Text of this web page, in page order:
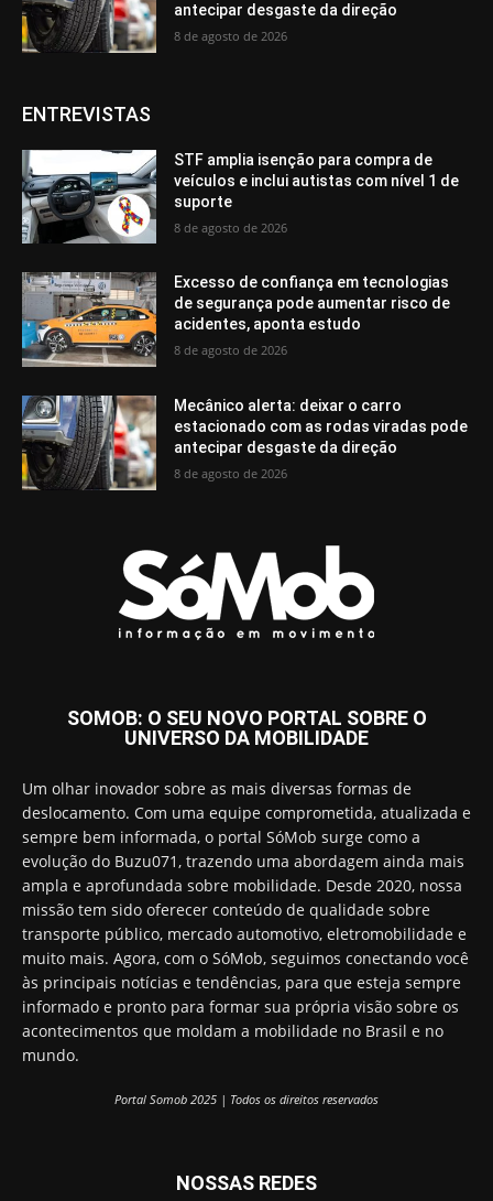
antecipar desgaste da direção
8 de agosto de 2026
ENTREVISTAS
STF amplia isenção para compra de
veículos e inclui autistas com nível 1 de
suporte
8 de agosto de 2026
Excesso de confiança em tecnologias
de segurança pode aumentar risco de
acidentes, aponta estudo
8 de agosto de 2026
Mecânico alerta: deixar o carro
estacionado com as rodas viradas pode
antecipar desgaste da direção
8 de agosto de 2026
SOMOB: O SEU NOVO PORTAL SOBRE O
UNIVERSO DA MOBILIDADE
Um olhar inovador sobre as mais diversas formas de
deslocamento. Com uma equipe comprometida, atualizada e
sempre bem informada, o portal SóMob surge como a
evolução do Buzu071, trazendo uma abordagem ainda mais
ampla e aprofundada sobre mobilidade. Desde 2020, nossa
missão tem sido oferecer conteúdo de qualidade sobre
transporte público, mercado automotivo, eletromobilidade e
muito mais. Agora, com o SóMob, seguimos conectando você
às principais notícias e tendências, para que esteja sempre
informado e pronto para formar sua própria visão sobre os
acontecimentos que moldam a mobilidade no Brasil e no
mundo.
Portal Somob 2025 | Todos os direitos reservados
NOSSAS REDES